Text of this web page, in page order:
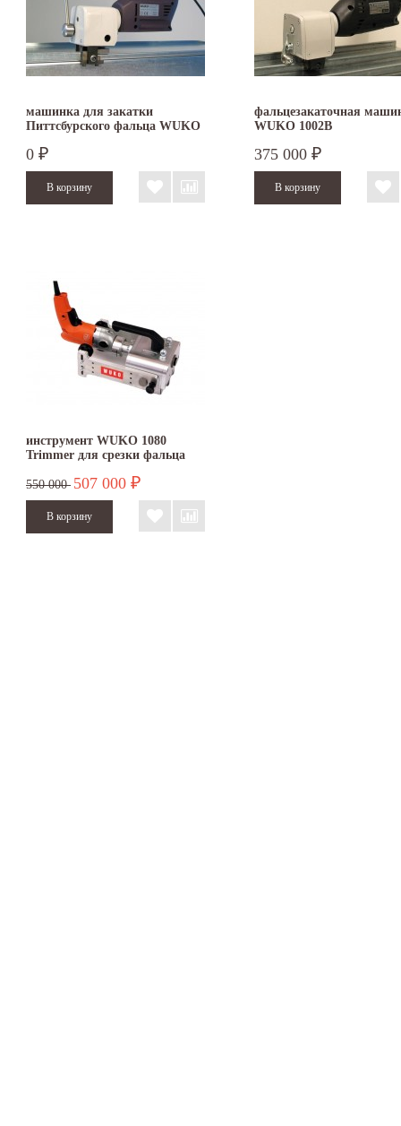
машинка для закатки
Питтсбурского фальца WUKO
0 ₽
фальцезакаточная
WUKO 1002В
375 000 ₽
инструмент WUKO 1080
Trimmer для срезки фальца
550 000 507 000 ₽